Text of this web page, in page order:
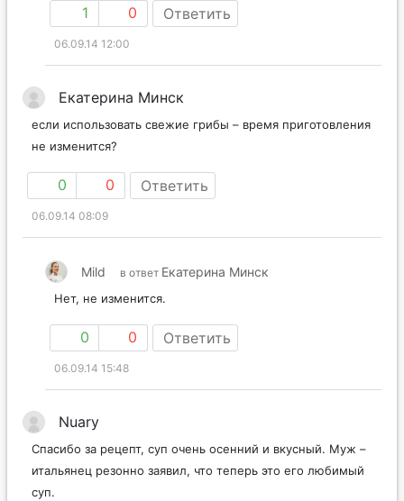
1 0 Ответить
06.09.14 12:00
Екатерина Минск
если использовать свежие грибы – время приготовления
не изменится?
0 0 Ответить
06.09.14 08:09
Mild в ответ Екатерина Минск
Нет, не изменится.
0 0 Ответить
06.09.14 15:48
Nuary
Спасибо за рецепт, суп очень осенний и вкусный. Муж –
итальянец резонно заявил, что теперь это его любимый
суп.